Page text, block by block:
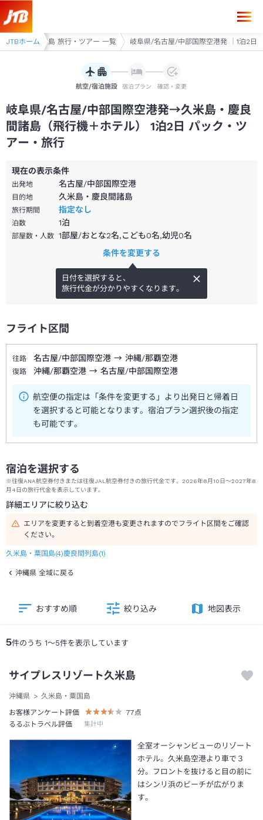
JTBホーム
島・慶良間諸島 旅行・ツアー 一覧 岐阜県/名古屋/中部国際空港発 ｜1泊2日
航空/宿泊施設 宿泊プラン 確認・変更
岐阜県/名古屋/中部国際空港発→久米島・慶良
間諸島（飛行機＋ホテル） 1泊2日 パック・ツ
アー・旅行
現在の表示条件
出発地 名古屋/中部国際空港
目的地 久米島・慶良間諸島
旅行期間 指定なし
泊数 1泊
部屋数・人数 1部屋/おとな2名,こども0名,幼児0名
条件を変更する
日付を選択すると、
旅行代金が分かりやすくなります。
フライト区間
往路 名古屋/中部国際空港 → 沖縄/那覇空港
復路 沖縄/那覇空港 → 名古屋/中部国際空港
航空便の指定は「条件を変更する」より出発日と帰着日
を選択すると可能となります。宿泊プラン選択後の指定
も可能です。
宿泊を選択する
※往復ANA航空券付きまたは往復JAL航空券付きの旅行代金です。2026年8月10日～2027年8
月4日の旅行代金を表示しています。
詳細エリアに絞り込む
エリアを変更すると到着空港も変更されますのでフライト区間をご確認
ください。
久米島・粟国島(4)慶良間列島(1)
沖縄県 全域に戻る
5件のうち 1～5件を表示しています
おすすめ順 絞り込み 地図表示
サイプレスリゾート久米島
沖縄県
久米島・粟国島
お客様アンケート評価
77 点
るるぶトラベル評価
集計中
全室オーシャンビューのリゾート
ホテル。久米島空港より車で３
分。フロントを抜けると目の前に
はシンリ浜のビーチが広がりま
す。